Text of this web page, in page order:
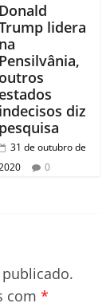
Donald
lidera
na
Pensilvânia,
outros
estados
indecisos diz
pesquisa
31 de outubro de
0
com*